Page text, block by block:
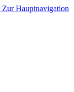
Zur Hauptnavigation